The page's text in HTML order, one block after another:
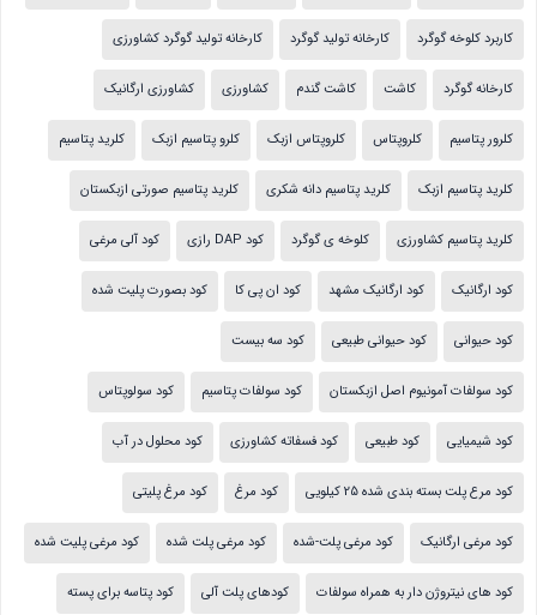
کاربرد کلوخه گوگرد کارخانه تولید گوگرد کارخانه تولید گوگرد کشاورزی
کارخانه گوگرد کاشت کاشت گندم کشاورزی کشاورزی ارگانیک
کلرور پتاسیم کلروپتاس کلروپتاس ازبک کلرو پتاسیم ازبک کلرید پتاسیم
کلرید پتاسیم ازبک کلرید پتاسیم دانه شکری کلرید پتاسیم صورتی ازبکستان
کلرید پتاسیم کشاورزی کلوخه ی گوگرد کود DAP رازی کود آلی مرغی
کود ارگانیک کود ارگانیک مشهد کود ان پی کا کود بصورت پلیت شده
کود حیوانی کود حیوانی طبیعی کود سه بیست
کود سولفات آمونیوم اصل ازبکستان کود سولفات پتاسیم کود سولوپتاس
کود شیمیایی کود طبیعی کود فسفاته کشاورزی کود محلول در آب
کود مرع پلت بسته بندی شده 25 کیلویی کود مرغ کود مرغ پلیتی
کود مرغی ارگانیک کود مرغی پلت-شده کود مرغی پلت شده کود مرغی پلیت شده
کود های نیتروژن دار به همراه سولفات کودهای پلت آلی کود پتاسه برای پسته